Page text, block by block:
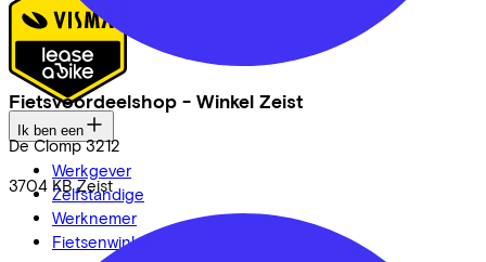
Fietsvoordeelshop - Winkel Zeist
De Clomp 3212
3704 KB Zeist
Ik ben een
Werkgever
Zelfstandige
Werknemer
Fietsenwinkel